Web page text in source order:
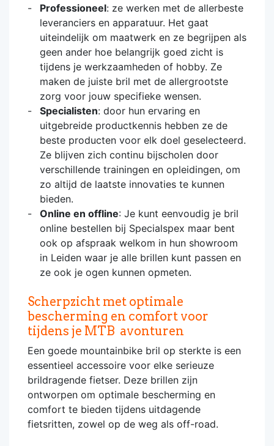
Professioneel: ze werken met de allerbeste
leveranciers en apparatuur. Het gaat
uiteindelijk om maatwerk en ze begrijpen als
geen ander hoe belangrijk goed zicht is
tijdens je werkzaamheden of hobby. Ze
maken de juiste bril met de allergrootste
zorg voor jouw specifieke wensen.
Specialisten: door hun ervaring en
uitgebreide productkennis hebben ze de
beste producten voor elk doel geselecteerd.
Ze blijven zich continu bijscholen door
verschillende trainingen en opleidingen, om
zo altijd de laatste innovaties te kunnen
bieden.
Online en offline: Je kunt eenvoudig je bril
online bestellen bij Specialspex maar bent
ook op afspraak welkom in hun showroom
in Leiden waar je alle brillen kunt passen en
ze ook je ogen kunnen opmeten.
Scherpzicht met optimale
bescherming en comfort voor
tijdens je MTB avonturen
Een goede mountainbike bril op sterkte is een
essentieel accessoire voor elke serieuze
brildragende fietser. Deze brillen zijn
ontworpen om optimale bescherming en
comfort te bieden tijdens uitdagende
fietsritten, zowel op de weg als off-road.